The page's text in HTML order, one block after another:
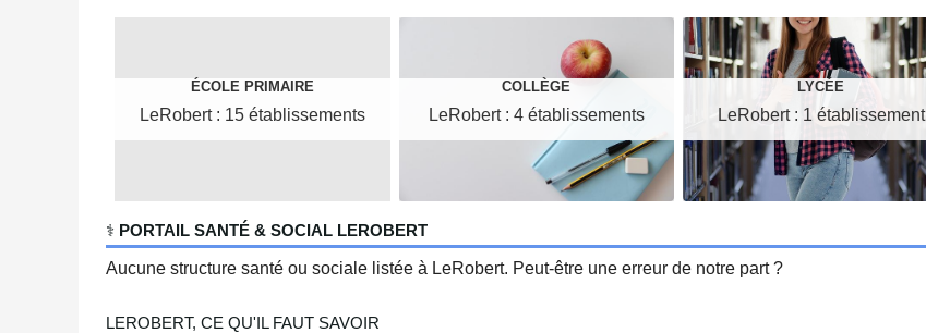
ÉCOLE PRIMAIRE
LeRobert : 15 établissements
COLLÈGE
LeRobert : 4 établissements
LYCÉE
LeRobert : 1 établissement
‍⚕️ PORTAIL SANTÉ & SOCIAL LEROBERT
Aucune structure santé ou sociale listée à LeRobert. Peut-être une erreur de notre part ?
LEROBERT, CE QU'IL FAUT SAVOIR